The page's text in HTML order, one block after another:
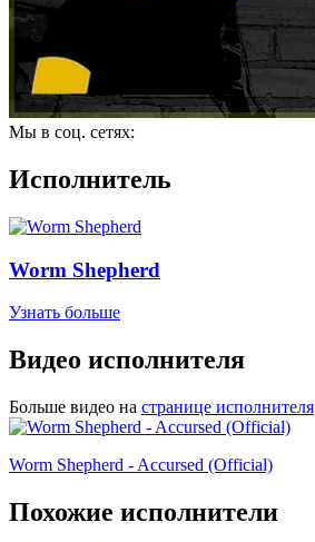
Мы в соц. сетях:
Исполнитель
Worm Shepherd
Узнать больше
Видео исполнителя
Больше видео на странице исполнителя
Worm Shepherd - Accursed (Official)
Похожие исполнители